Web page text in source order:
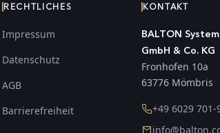
RECHTLICHES
Impressum
Datenschutz
AGB
Barrierefreiheit
KONTAKT
BALTON System
GmbH & Co. KG
Fronhofen 10a
63776 Mömbris
+49 6029 701-